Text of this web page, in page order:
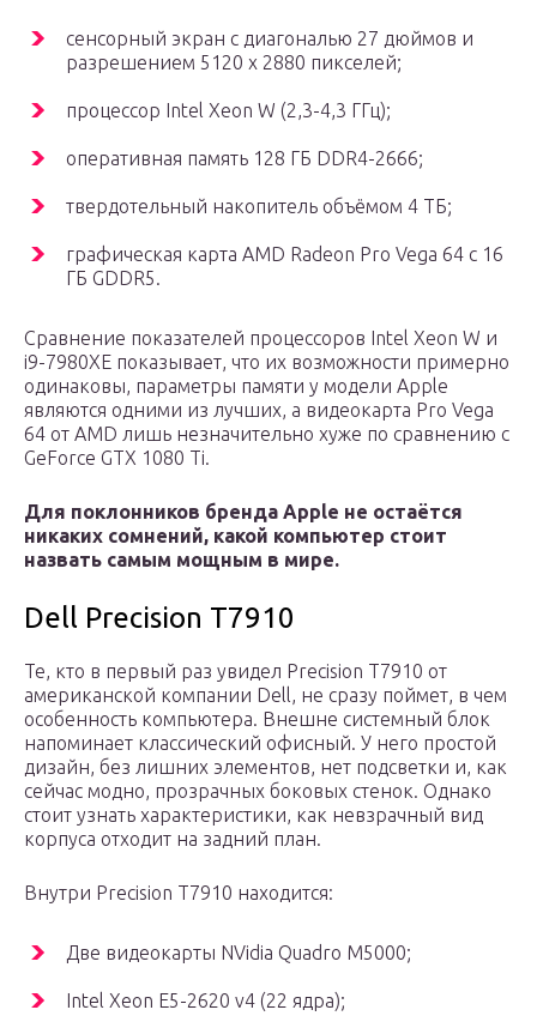
сенсорный экран с диагональю 27 дюймов и
разрешением 5120 х 2880 пикселей;
процессор Intel Xeon W (2,3-4,3 ГГц);
оперативная память 128 ГБ DDR4-2666;
твердотельный накопитель объёмом 4 ТБ;
графическая карта AMD Radeon Pro Vega 64 с 16
ГБ GDDR5.
Сравнение показателей процессоров Intel Xeon W и
i9-7980XE показывает, что их возможности примерно
одинаковы, параметры памяти у модели Apple
являются одними из лучших, а видеокарта Pro Vega
64 от AMD лишь незначительно хуже по сравнению с
GeForce GTX 1080 Ti.
Для поклонников бренда Apple не остаётся
никаких сомнений, какой компьютер стоит
назвать самым мощным в мире.
Dell Precision T7910
Те, кто в первый раз увидел Precision T7910 от
американской компании Dell, не сразу поймет, в чем
особенность компьютера. Внешне системный блок
напоминает классический офисный. У него простой
дизайн, без лишних элементов, нет подсветки и, как
сейчас модно, прозрачных боковых стенок. Однако
стоит узнать характеристики, как невзрачный вид
корпуса отходит на задний план.
Внутри Precision T7910 находится:
Две видеокарты NVidia Quadro M5000;
Intel Xeon E5-2620 v4 (22 ядра);